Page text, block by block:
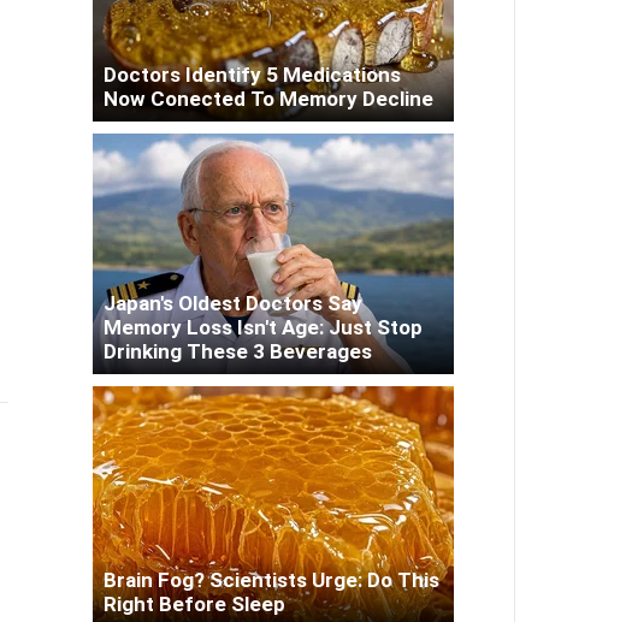
Doctors Identify 5 Medications
Now Conected To Memory Decline
Japan's Oldest Doctors Say
Memory Loss Isn't Age: Just Stop
Drinking These 3 Beverages
Brain Fog? Scientists Urge: Do This
Right Before Sleep